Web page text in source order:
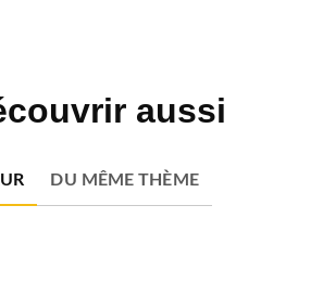
aussi
DU MÊME THÈME